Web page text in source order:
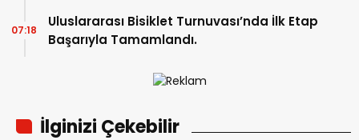
Uluslararası Bisiklet Turnuvası’nda İlk Etap
Başarıyla Tamamlandı.
07:18
İlginizi Çekebilir